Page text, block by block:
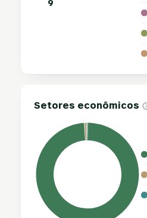
9
Setores econômicos